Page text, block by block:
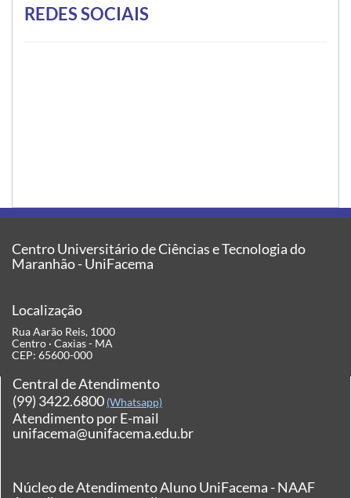
REDES SOCIAIS
Centro Universitário de Ciências e Tecnologia do
Maranhão - UniFacema
Localização
Rua Aarão Reis, 1000
Centro · Caxias - MA
CEP: 65600-000
Central de Atendimento
(99) 3422.6800 (Whatsapp)
Atendimento por E-mail
unifacema@unifacema.edu.br
Núcleo de Atendimento Aluno UniFacema - NAAF